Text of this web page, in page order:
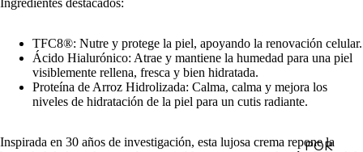
Regalo
Skincare
Makeup
POR
TFC8®: Nutre y protege la piel, apoyando la renovación celular.
Ácido Hialurónico: Atrae y mantiene la humedad para una piel
visiblemente rellena, fresca y bien hidratada.
Proteína de Arroz Hidrolizada: Calma, calma y mejora los
niveles de hidratación de la piel para un cutis radiante.
Inspirada en 30 años de investigación, esta lujosa crema repone la